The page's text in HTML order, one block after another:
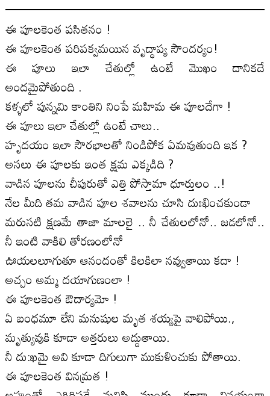
ఈ పూలకెంత పసితనం !
ఈ పూలకెంత పరిపక్వమయిన వృద్ధాప్య సౌందర్యం!
ఈ పూలు ఇలా చేతుల్లో ఉంటే మొఖం దానికదే
అందమైపోతుంది .
కళ్ళలో పున్నమి కాంతిని నింపే మహిమ ఈ పూలదేగా !
ఈ పూలు ఇలా చేతుల్లో ఉంటే చాలు..
హృదయం ఇలా సౌరభాలతో నిండిపోక ఏమవుతుంది ఇక ?
అసలు ఈ పూలకు ఇంత క్షమ ఎక్కడిది ?
వాడిన పూలను చీపురుతో ఎత్తి పోస్తామా ధూర్తులం ..!
నేల మీది తమ వాడిన పూల శవాలను చూసి దుఃఖించకుండా
మరుసటి క్షణమే తాజా మాలలై .. నీ చేతులలోనో.. జడలోనో..
నీ ఇంటి వాకిలి తోరణంలోనో
ఊయలలూగుతూ ఆనందంతో కిలకిలా నవ్వుతాయి కదా !
అచ్చం అమ్మ దయాగుణంలా !
ఈ పూలకెంత ఔదార్యమో !
ఏ బంధమూ లేని మనుషుల మృత శయ్యపై వాలిపోయి.,
మృత్యువుకి కూడా అత్తరులు అద్దుతాయి.
నీ దు:ఖమై అవి కూడా దిగులుగా ముకుళించుకు పోతాయి.
ఈ పూలకెంత వినమ్రత !